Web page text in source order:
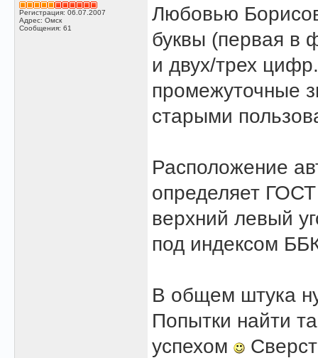
Регистрация: 06.07.2007
Адрес: Омск
Сообщения: 61
Любовью
буквы (первая в
и двух/трех
промежуточные
старыми
Расположение
определяет
верхний левый
под индексом
В общем штука
Попытки найти
успехом